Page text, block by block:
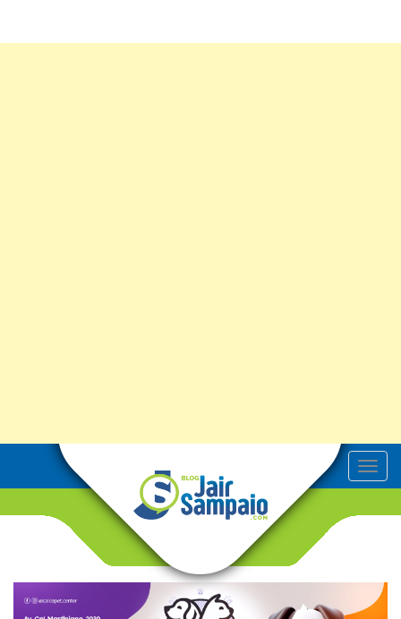
T
o
v
g